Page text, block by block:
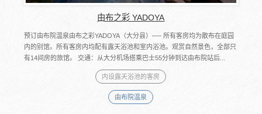
由布之彩 YADOYA
预订由布院温泉由布之彩YADOYA（大分县）── 所有客房均为散布在庭园
内的别馆。所有客房内均配有露天浴池和室内浴池。观赏自然景色，全部只
有14间房的旅馆。 交通：从大分机场搭乘巴士55分钟到达由布院站后...
内设露天浴池的客房
由布院温泉